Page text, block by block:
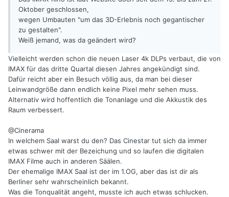
Oktober geschlossen,
wegen Umbauten "um das 3D-Erlebnis noch gegantischer
zu gestalten".
Weiß jemand, was da geändert wird?
Vielleicht werden schon die neuen Laser 4k DLPs verbaut, die von
IMAX für das dritte Quartal diesen Jahres angekündigt sind.
Dafür reicht aber ein Besuch völlig aus, da man bei dieser
Leinwandgröße dann endlich keine Pixel mehr sehen muss.
Alternativ wird hoffentlich die Tonanlage und die Akkustik des
Raum verbessert.
@Cinerama
In welchem Saal warst du den? Das Cinestar tut sich da immer
etwas schwer mit der Bezeichung und so laufen die digitalen
IMAX Filme auch in anderen Säälen.
Der ehemalige IMAX Saal ist der im 1.OG, aber das ist dir als
Berliner sehr wahrscheinlich bekannt.
Was die Tonqualität angeht, musste ich auch etwas schlucken.